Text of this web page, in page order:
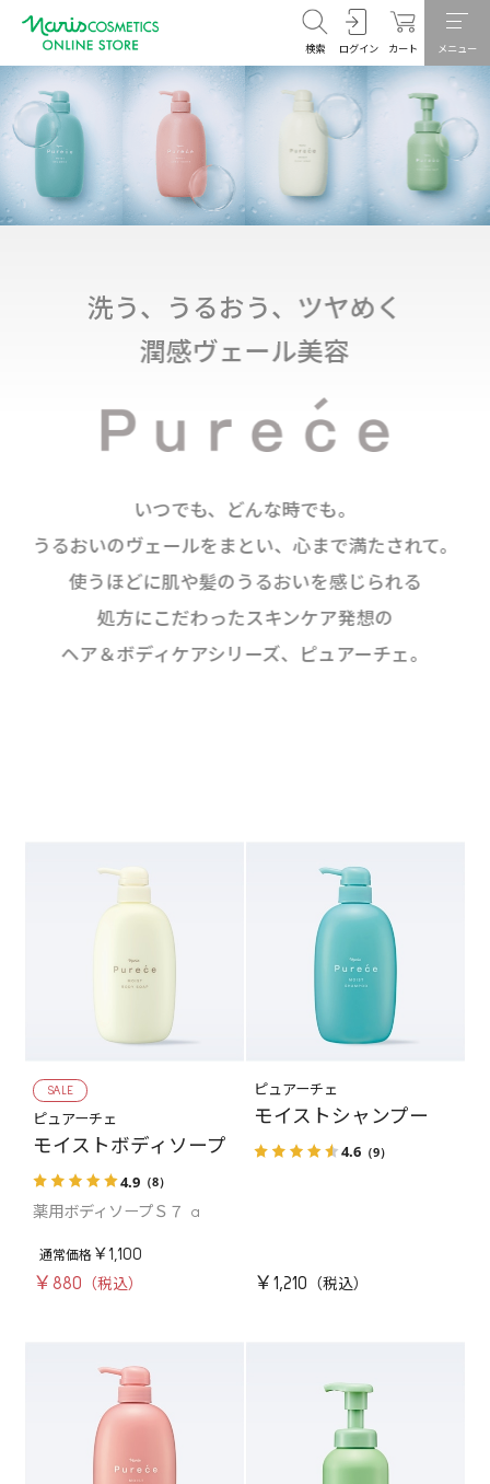
検索 ログイン カート メニュー
洗う、うるおう、ツヤめく
潤感ヴェール美容
いつでも、どんな時でも。
うるおいのヴェールをまとい、心まで満たされて。
使うほどに肌や髪のうるおいを感じられる
処方にこだわったスキンケア発想の
ヘア＆ボディケアシリーズ、ピュアーチェ。
SALE
ピュアーチェ
モイストボディソープ
4.9 （8）
薬用ボディソープＳ７ a
￥1,100
￥880
ピュアーチェ
モイストシャンプー
4.6（9）
￥1,210